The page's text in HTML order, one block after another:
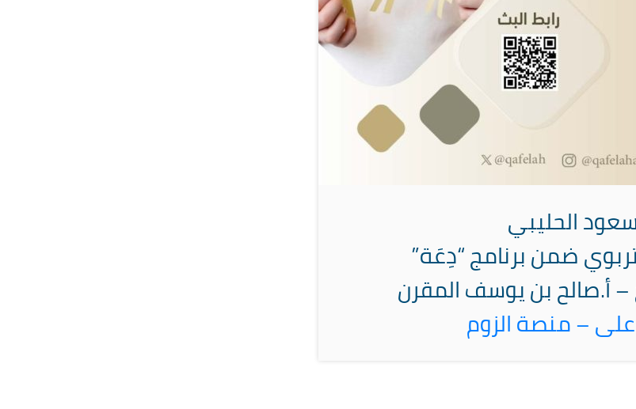
الحليبي
ضمنبرنامج “دِعَة”
– أ.صالح بن يوسف المقرن
– منصة الزوم